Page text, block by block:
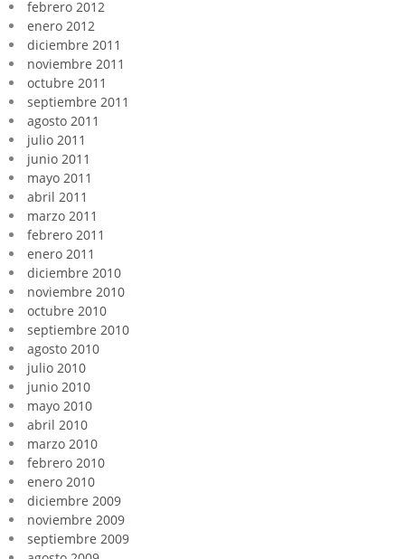
febrero 2012
enero 2012
diciembre 2011
noviembre 2011
octubre 2011
septiembre 2011
agosto 2011
julio 2011
junio 2011
mayo 2011
abril 2011
marzo 2011
febrero 2011
enero 2011
diciembre 2010
noviembre 2010
octubre 2010
septiembre 2010
agosto 2010
julio 2010
junio 2010
mayo 2010
abril 2010
marzo 2010
febrero 2010
enero 2010
diciembre 2009
noviembre 2009
septiembre 2009